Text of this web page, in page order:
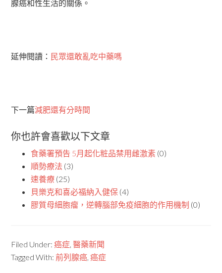
腺癌和性生活的關係。
延伸閱讀： 民眾還敢亂吃中藥嗎
下一篇減肥還有分時間
你也許會喜歡以下文章
食藥署預告 5月起化粧品禁用雌激素 (0)
順勢療法 (3)
速養療 (25)
貝樂克和喜必福納入健保 (4)
膠質母細胞瘤，逆轉腦部免疫細胞的作用機制 (0)
Filed Under:癌症,醫藥新聞
Tagged With:前列腺癌,癌症